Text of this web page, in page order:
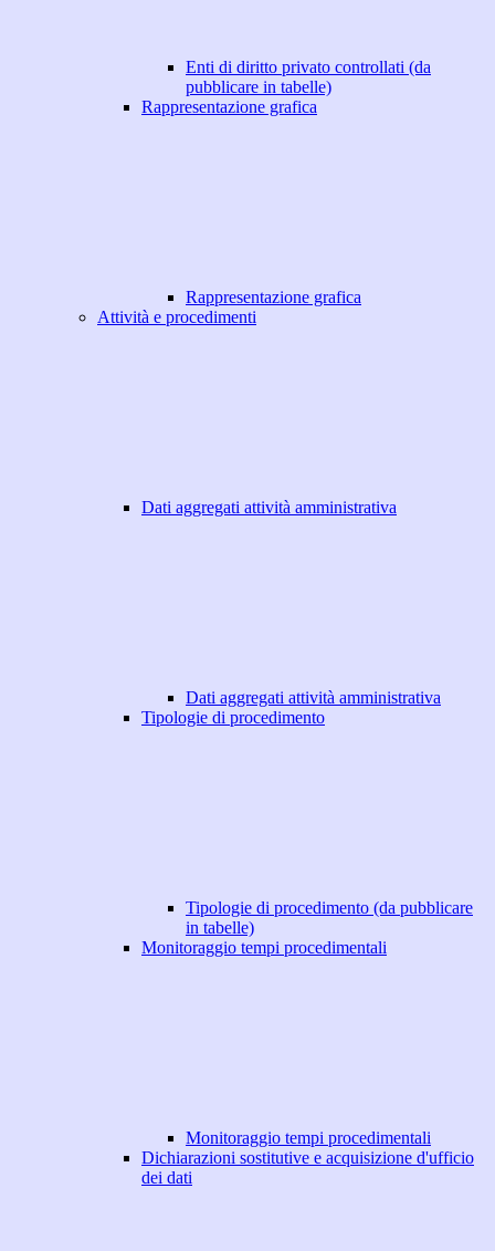
Enti di diritto privato controllati (da
pubblicare in tabelle)
Rappresentazione grafica
Rappresentazione grafica
Attività e procedimenti
Dati aggregati attività amministrativa
Dati aggregati attività amministrativa
Tipologie di procedimento
Tipologie di procedimento (da pubblicare
in tabelle)
Monitoraggio tempi procedimentali
Monitoraggio tempi procedimentali
Dichiarazioni sostitutive e acquisizione d'ufficio
dei dati